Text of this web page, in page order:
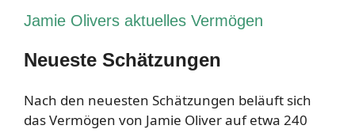
Jamie Olivers aktuelles Vermögen
Neueste Schätzungen
Nach den neuesten Schätzungen beläuft sich
das Vermögen von Jamie Oliver auf etwa 240